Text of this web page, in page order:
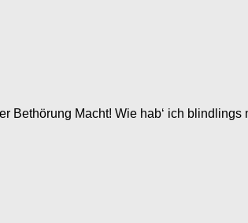
Bethörung Macht! Wie hab‘ ich blindlings